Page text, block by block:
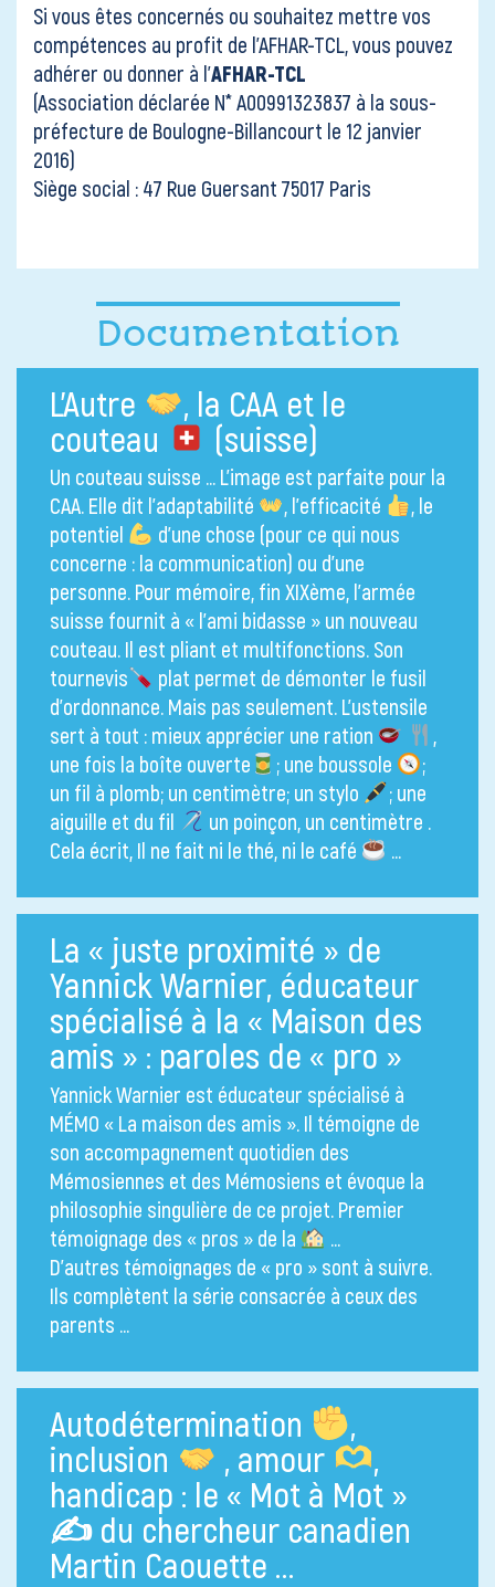
Si vous êtes concernés ou souhaitez mettre vos
compétences au profit de l’AFHAR-TCL, vous pouvez
adhérer ou donner à l’AFHAR-TCL
(Association déclarée N* A00991323837 à la sous-
préfecture de Boulogne-Billancourt le 12 janvier
2016)
Siège social : 47 Rue Guersant 75017 Paris
Documentation
L’Autre
, la CAA et le
couteau
(suisse)
Un couteau suisse … L’image est parfaite pour la
CAA. Elle dit l’adaptabilité
, l’efficacité
, le
potentiel
d’une chose (pour ce qui nous
concerne : la communication) ou d’une
personne. Pour mémoire, fin XIXème, l’armée
suisse fournit à « l’ami bidasse » un nouveau
couteau. Il est pliant et multifonctions. Son
tournevis
plat permet de démonter le fusil
d’ordonnance. Mais pas seulement. L’ustensile
sert à tout : mieux apprécier une ration
,
une fois la boîte ouverte
; une boussole
;
un fil à plomb; un centimètre; un stylo
; une
aiguille et du fil
un poinçon, un centimètre .
Cela écrit, Il ne fait ni le thé, ni le café
…
La « juste proximité » de
Yannick Warnier, éducateur
spécialisé à la « Maison des
amis » : paroles de « pro »
Yannick Warnier est éducateur spécialisé à
MÉMO « La maison des amis ». Il témoigne de
son accompagnement quotidien des
Mémosiennes et des Mémosiens et évoque la
philosophie singulière de ce projet. Premier
témoignage des « pros » de la
…
D’autres témoignages de « pro » sont à suivre.
Ils complètent la série consacrée à ceux des
parents …
Autodétermination
,
inclusion
, amour
,
handicap : le « Mot à Mot »
✍du chercheur canadien
Martin Caouette …